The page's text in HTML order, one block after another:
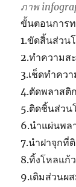
ภาพ
ขั้นตอนการ
1.ขัดสิ้นส่วน
2.ทำความส
3.เช็ดทำคว
4.ตัดพลาสติ
5.ติดชิ้นส่วน
6.นำแผ่นพล
7.นำฝาจุกที่
8.ทิ้งโหลแก้
9.เติมส่วนผ